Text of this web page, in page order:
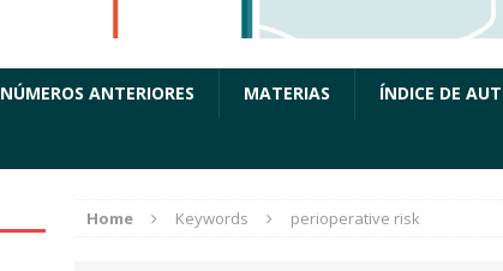
NÚMEROS ANTERIORES MATERIAS ÍNDICE DE
Home Keywords perioperative risk